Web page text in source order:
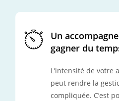
Un
gagner du
L’intensité de votre
peut rendre la
compliquée. C’est